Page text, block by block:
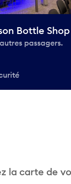
Bottle Shop
passagers.
la carte de